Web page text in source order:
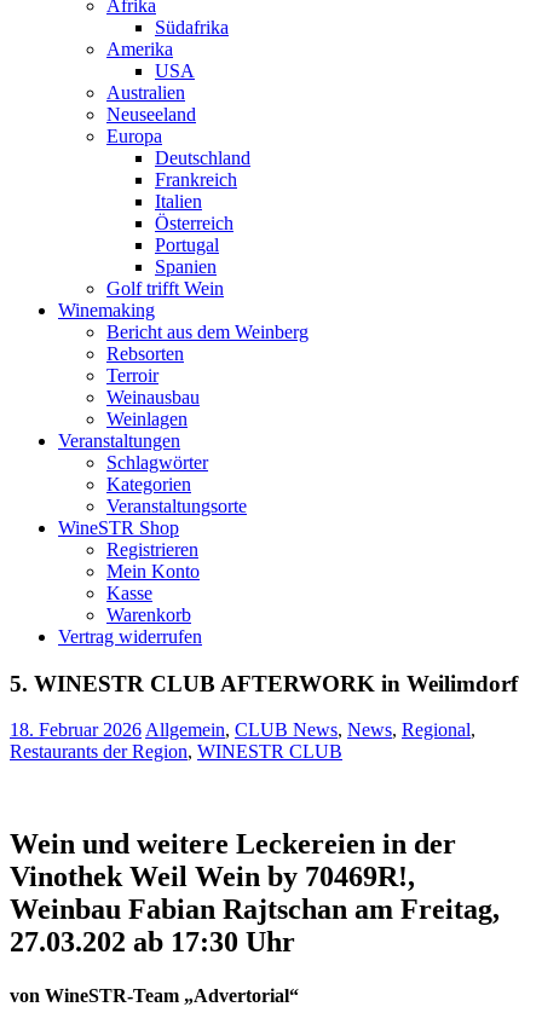
Afrika
Südafrika
Amerika
USA
Australien
Neuseeland
Europa
Deutschland
Frankreich
Italien
Österreich
Portugal
Spanien
Golf trifft Wein
Winemaking
Bericht aus dem Weinberg
Rebsorten
Terroir
Weinausbau
Weinlagen
Veranstaltungen
Schlagwörter
Kategorien
Veranstaltungsorte
WineSTR Shop
Registrieren
Mein Konto
Kasse
Warenkorb
Vertrag widerrufen
5. WINESTR CLUB AFTERWORK in Weilimdorf
18. Februar 2026Allgemein, CLUB News, News, Regional,
Restaurants der Region, WINESTR CLUB
Wein und weitere Leckereien in der
Vinothek Weil Wein by 70469R!,
Weinbau Fabian Rajtschan am Freitag,
27.03.202 ab 17:30 Uhr
von WineSTR-Team „Advertorial“